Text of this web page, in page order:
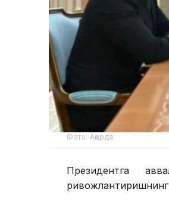
Фото: Ақорда
Президентга
ривожлантиришнинг